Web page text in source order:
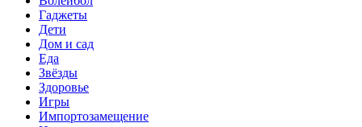
Гаджеты
Дети
Дом и сад
Еда
Звёзды
Здоровье
Игры
Импортозамещение